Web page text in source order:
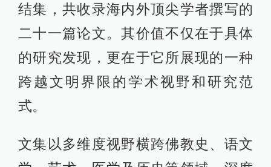
结集，共收录海内外顶尖学者撰写的
二十一篇论文。其价值不仅在于具体
的研究发现，更在于它所展现的一种
跨越文明界限的学术视野和研究范
式。
文集以多维度视野横跨佛教史、语文